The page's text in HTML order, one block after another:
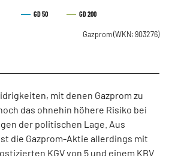
GD 50 GD 200
Gazprom(WKN: 903276)
mit denen Gazprom zu
das ohnehin höhere Risiko bei
der politischen Lage. Aus
die Gazprom-Aktie allerdings mit
KGV von 5 und einem KBV